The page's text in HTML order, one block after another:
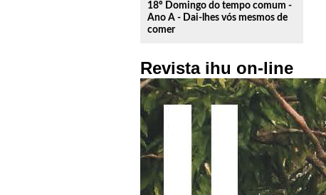
18º Domingo do tempo comum -
Ano A - Dai-lhes vós mesmos de
comer
Revista ihu on-line